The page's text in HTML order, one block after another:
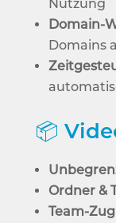
Nutzung
Domain-
Domains
📦
Ordner &
Team-